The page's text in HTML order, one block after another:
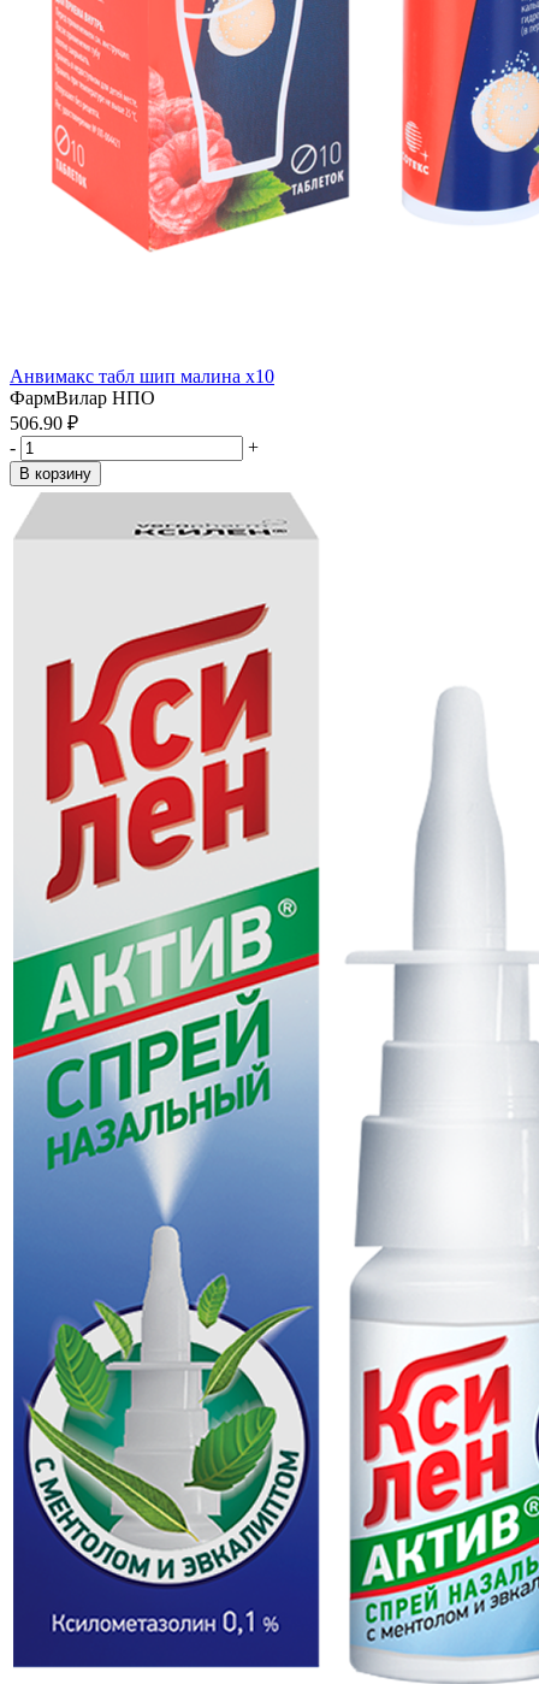
Анвимакс табл шип малина x10
ФармВилар НПО
506.90 ₽
-
+
В корзину